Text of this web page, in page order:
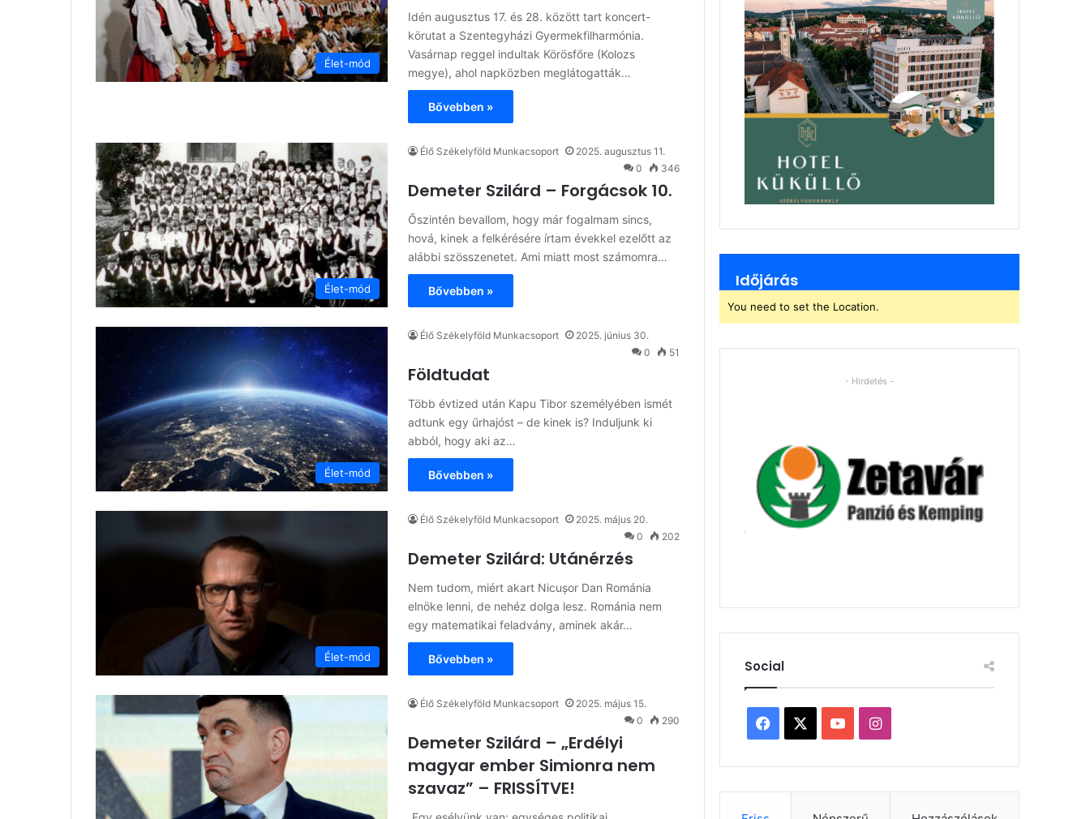
Élet-mód
Idén augusztus 17. és 28. között tart koncert-
körutat a Szentegyházi Gyermekfilharmónia.
Vasárnap reggel indultak Körösfőre (Kolozs
megye), ahol napközben meglátogatták…
Bővebben »
Élet-mód
Élő Székelyföld Munkacsoport
2025. augusztus 11.
0
346
Demeter Szilárd – Forgácsok 10.
Őszintén bevallom, hogy már fogalmam sincs,
hová, kinek a felkérésére írtam évekkel ezelőtt az
alábbi szösszenetet. Ami miatt most számomra…
Bővebben »
Élet-mód
Élő Székelyföld Munkacsoport
2025. június 30.
0
51
Földtudat
Több évtized után Kapu Tibor személyében ismét
adtunk egy űrhajóst – de kinek is? Induljunk ki
abból, hogy aki az…
Bővebben »
Élet-mód
Élő Székelyföld Munkacsoport
2025. május 20.
0
202
Demeter Szilárd: Utánérzés
Nem tudom, miért akart Nicușor Dan Románia
elnöke lenni, de nehéz dolga lesz. Románia nem
egy matematikai feladvány, aminek akár…
Bővebben »
Élő Székelyföld Munkacsoport
2025. május 15.
0
290
Demeter Szilárd – „Erdélyi
magyar ember Simionra nem
szavaz” – FRISSÍTVE!
Időjárás
You need to set the Location.
- Hirdetés -
Social
Facebook YouTubeInstagram